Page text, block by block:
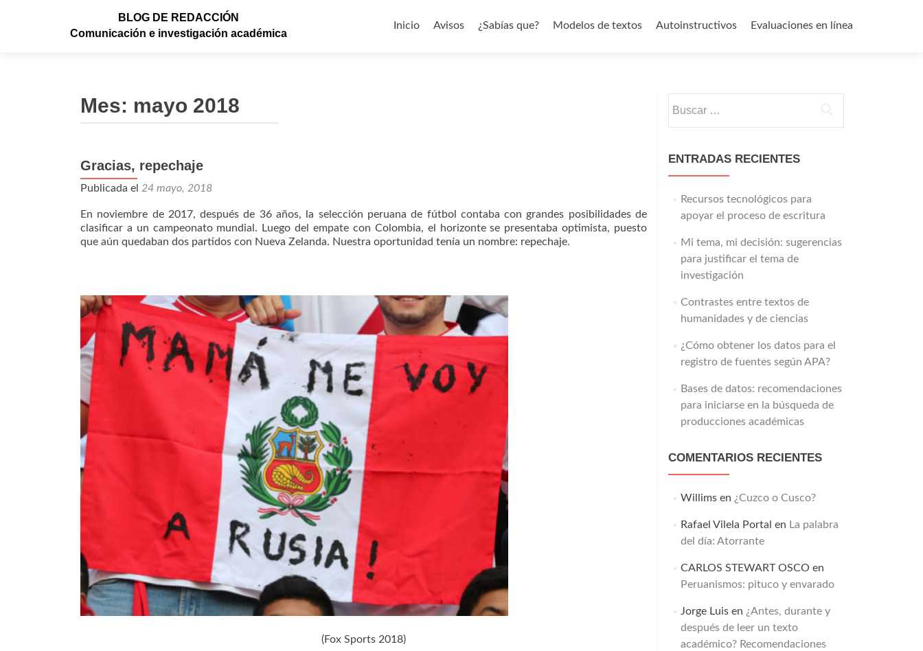
BLOG DE REDACCIÓN
Comunicación e investigación académica
Inicio
Avisos ¿Sabías que? Modelos de textos Autoinstructivos Evaluaciones en línea
Mes: mayo 2018
Gracias, repechaje
Publicada el 24 mayo, 2018
En noviembre de 2017, después de 36 años, la selección peruana de fútbol contaba con grandes posibilidades de
clasificar a un campeonato mundial. Luego del empate con Colombia, el horizonte se presentaba optimista, puesto
que aún quedaban dos partidos con Nueva Zelanda. Nuestra oportunidad tenía un nombre: repechaje.
(Fox Sports 2018)
ENTRADAS RECIENTES
Recursos tecnológicos para
apoyar el proceso de escritura
Mi tema, mi decisión: sugerencias
para justificar el tema de
investigación
Contrastes entre textos de
humanidades y de ciencias
¿Cómo obtener los datos para el
registro de fuentes según APA?
Bases de datos: recomendaciones
para iniciarse en la búsqueda de
producciones académicas
COMENTARIOS RECIENTES
Willimsen ¿Cuzco o Cusco?
Rafael Vilela Portal en La palabra
del día: Atorrante
CARLOS STEWART OSCO en
Peruanismos: pituco y envarado
Jorge Luisen ¿Antes, durante y
después de leer un texto
académico? Recomendaciones